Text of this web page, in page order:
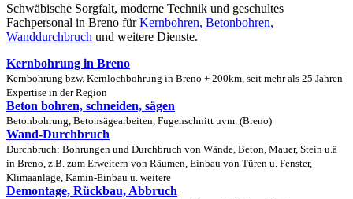
Schwäbische Sorgfalt, moderne Technik und geschultes
Fachpersonal in Breno fürKernbohren, Betonbohren,
Wanddurchbruch und weitere Dienste.
Kernbohrung in Breno
Kernbohrung bzw. Kernlochbohrung in Breno + 200km, seit mehr als 25 Jahren
Expertise in der Region
Beton bohren, schneiden, sägen
Betonbohrung, Betonsägearbeiten, Fugenschnitt uvm. (Breno)
Wand-Durchbruch
Durchbruch: Bohrungen und Durchbruch von Wände, Beton, Mauer, Stein u.ä
in Breno, z.B. zum Erweitern von Räumen, Einbau von Türen u. Fenster,
Klimaanlage, Kamin-Einbau u. weitere
Demontage, Rückbau, Abbruch